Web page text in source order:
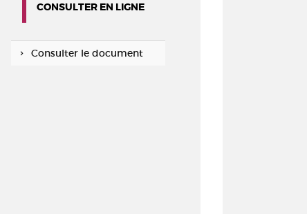
CONSULTER EN LIGNE
Consulter le document